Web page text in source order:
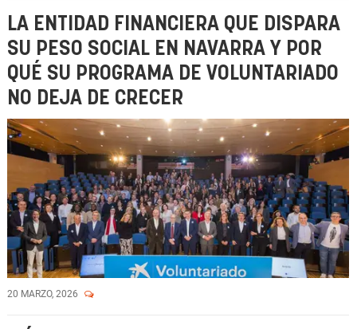
LA ENTIDAD FINANCIERA QUE DISPARA
SU PESO SOCIAL EN NAVARRA Y POR
QUÉ SU PROGRAMA DE VOLUNTARIADO
NO DEJA DE CRECER
20 MARZO, 2026